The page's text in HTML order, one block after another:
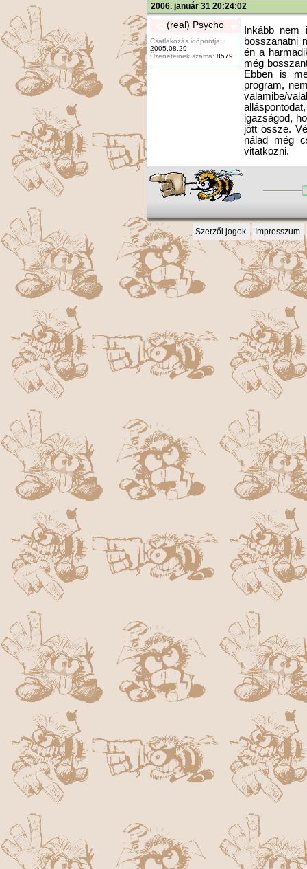
2006. január 31 20:24:02
(real) Psycho
Csatlakozás időpontja:
2005.08.29
Üzeneteinek száma: 8579
Inkább nem
bosszanatni
én a
még
Ebben is
program,
valamibe/
igazságod,
jött össze.
nálad még
vitatkozni.
Szerzői jogok Impresszum